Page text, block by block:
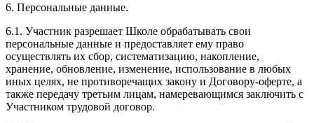
6. Персональные данные.
6.1. Участник разрешает Школе обрабатывать свои
персональные данные и предоставляет ему право
осуществлять их сбор, систематизацию, накопление,
хранение, обновление, изменение, использование в любых
иных целях, не противоречащих закону и Договору-оферте, а
также передачу третьим лицам, намеревающимся заключить с
Участником трудовой договор.